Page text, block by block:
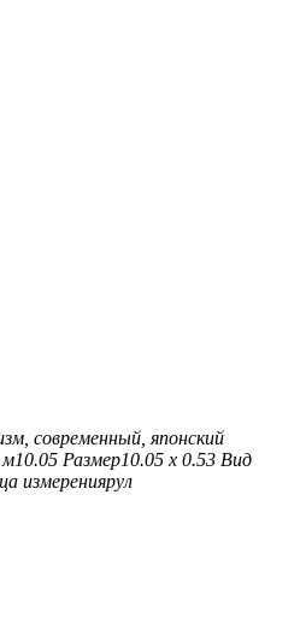
современный, японский
м10.05 Размер10.05 х 0.53 Вид
измерениярул